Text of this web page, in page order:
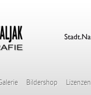
Bildershop Lizenzen